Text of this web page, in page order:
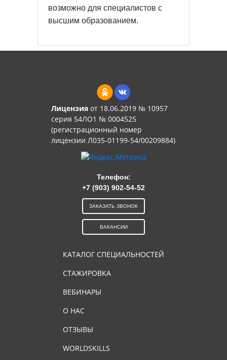
возможно для специалистов с
высшим образованием.
Лицензияот 18.06.2019 № 10957
серия 54ЛО1 № 0004525
(регистрационный номер
лицензии Л035-01199-54/00209884)
КАТАЛОГ СПЕЦИАЛЬНОСТЕЙ
СТАЖИРОВКА
ВЕБИНАРЫ
О НАС
ОТЗЫВЫ
WORLDSKILLS
Телефон:
+7 (903) 902-54-52
ЗАКАЗАТЬ ЗВОНОК
ВАКАНСИИ